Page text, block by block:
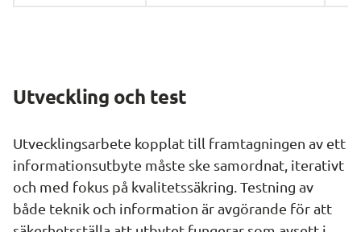
Utveckling och test
Utvecklingsarbete kopplat till framtagningen av ett
informationsutbyte måste ske samordnat, iterativt
och med fokus på kvalitetssäkring. Testning av
både teknik och information är avgörande för att